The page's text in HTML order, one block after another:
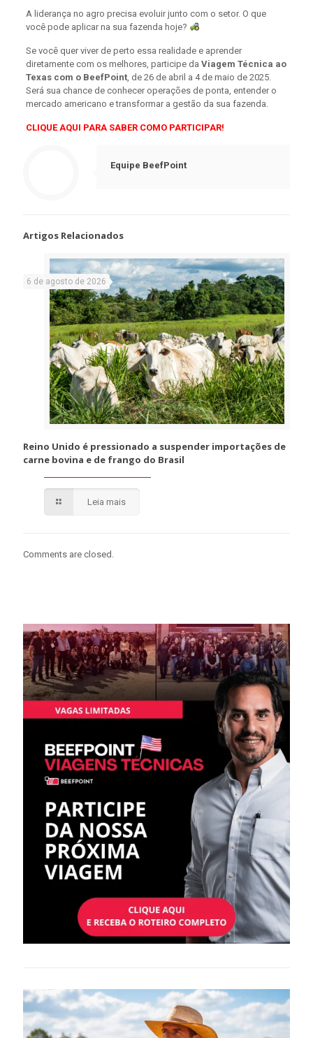
A liderança no agro precisa evoluir junto com o setor. O que
você pode aplicar na sua fazenda hoje?
Se você quer viver de perto essa realidade e aprender
diretamente com os melhores, participe da Viagem Técnica ao
Texas com o BeefPoint, de 26 de abril a 4 de maio de 2025.
Será sua chance de conhecer operações de ponta, entender o
mercado americano e transformar a gestão da sua fazenda.
CLIQUE AQUI PARA SABER COMO PARTICIPAR!
Equipe BeefPoint
Artigos Relacionados
6 de agosto de 2026
Reino Unido é pressionado a suspender importações de
carne bovina e de frango do Brasil
Leia mais
Comments are closed.